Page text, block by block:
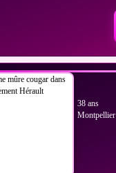
38 ans
Montpellier